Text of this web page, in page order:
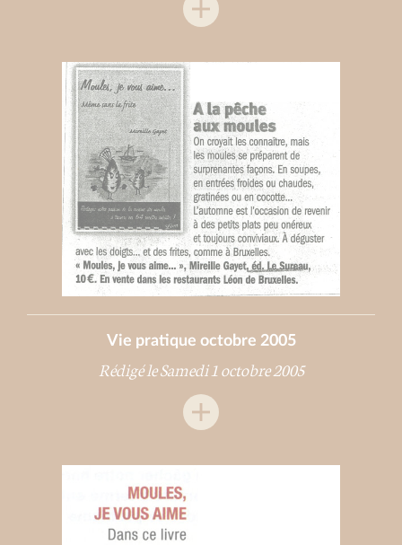
Vie pratique octobre 2005
Rédigé le Samedi 1 octobre 2005